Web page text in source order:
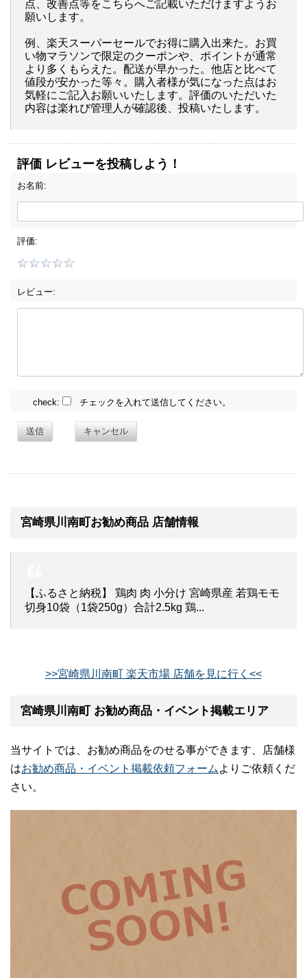
点、改善点等をこちらへご記載いただけますようお
願いします。
例、楽天スーパーセールでお得に購入出来た。お買
い物マラソンで限定のクーポンや、ポイントが通常
より多くもらえた。配送が早かった。他店と比べて
値段が安かった等々。購入者様が気になった点はお
気軽にご記入お願いいたします。評価のいただいた
内容は楽れび管理人が確認後、投稿いたします。
評価 レビューを投稿しよう！
お名前:
評価:
レビュー:
check: チェックを入れて送信してください。
送信 キャンセル
宮崎県川南町お勧め商品 店舗情報
【ふるさと納税】 鶏肉 肉 小分け 宮崎県産 若鶏モモ
切身10袋（1袋250g）合計2.5kg 鶏...
>>宮崎県川南町 楽天市場 店舗を見に行く<<
宮崎県川南町 お勧め商品・イベント掲載エリア
当サイトでは、お勧め商品をのせる事ができます、店舗様
はお勧め商品・イベント掲載依頼フォーム よりご依頼くだ
さい。